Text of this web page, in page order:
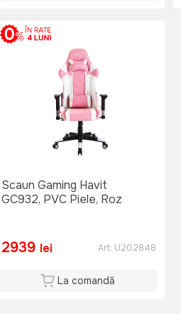
Scaun Gaming Havit
GC932, PVC Piele, Roz
2939 lei Art: U202848
La comandă